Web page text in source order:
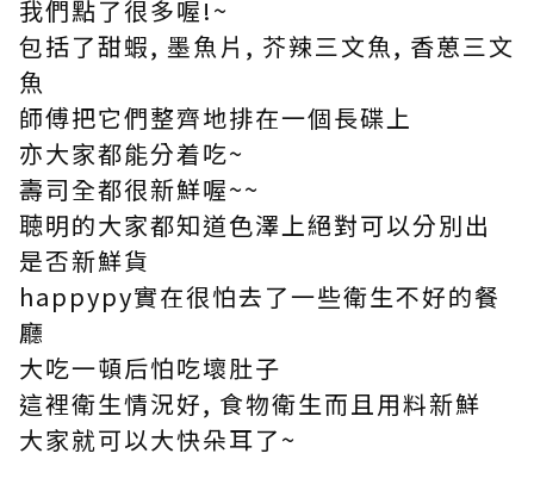
我們點了很多喔!~
包括了甜蝦, 墨魚片, 芥辣三文魚, 香葸三文
魚
師傅把它們整齊地排在一個長碟上
亦大家都能分着吃~
壽司全都很新鮮喔~~
聴明的大家都知道色澤上絕對可以分別出
是否新鮮貨
happypy實在很怕去了一些衛生不好的餐
廳
大吃一頓后怕吃壞肚子
這裡衛生情況好, 食物衛生而且用料新鮮
大家就可以大快朵耳了~